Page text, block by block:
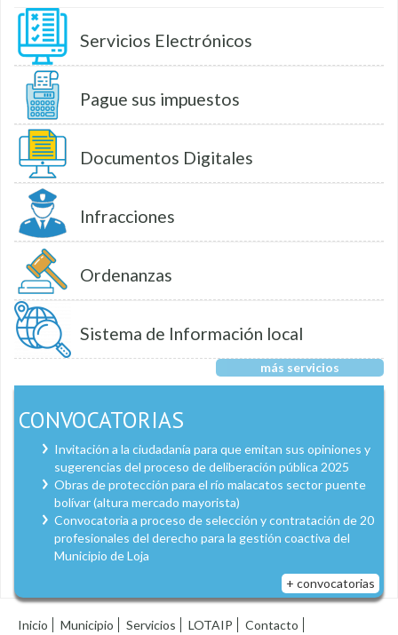
Servicios Electrónicos
Pague sus impuestos
Documentos Digitales
Infracciones
Ordenanzas
Sistema de Información local
más servicios
CONVOCATORIAS
Invitación a la ciudadanía para que emitan sus opiniones y
sugerencias del proceso de deliberación pública 2025
Obras de protección para el río malacatos sector puente
bolívar (altura mercado mayorista)
Convocatoria a proceso de selección y contratación de 20
profesionales del derecho para la gestión coactiva del
Municipio de Loja
+ convocatorias
Inicio Municipio Servicios LOTAIP Contacto